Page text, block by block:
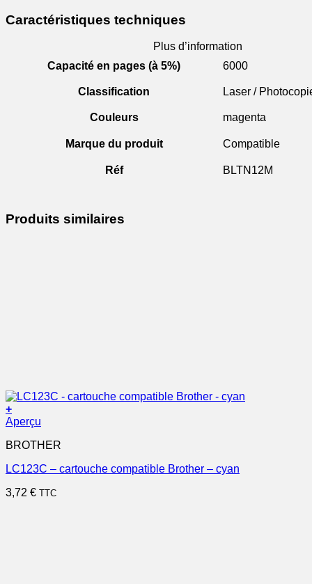
Caractéristiques techniques
Plus d’information
Capacité en pages (à 5%)
6000
Classification Laser /
Couleurs magenta
Marque du produit Compatible
Réf BLTN12M
Produits similaires
+
Aperçu
BROTHER
LC123C – cartouche compatible Brother – cyan
3,72 € TTC